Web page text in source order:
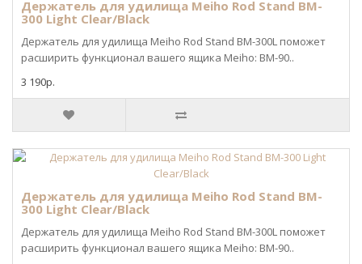
Держатель для удилища Meiho Rod Stand BM-
300 Light Clear/Black
Держатель для удилища Meiho Rod Stand BM-300L поможет
расширить функционал вашего ящика Meiho: BM-90..
3 190р.
Держатель для удилища Meiho Rod Stand BM-
300 Light Clear/Black
Держатель для удилища Meiho Rod Stand BM-300L поможет
расширить функционал вашего ящика Meiho: BM-90..